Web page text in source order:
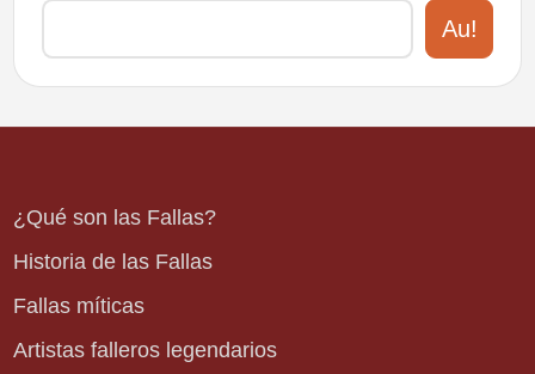
Au!
¿Qué son las Fallas?
Historia de las Fallas
Fallas míticas
Artistas falleros legendarios